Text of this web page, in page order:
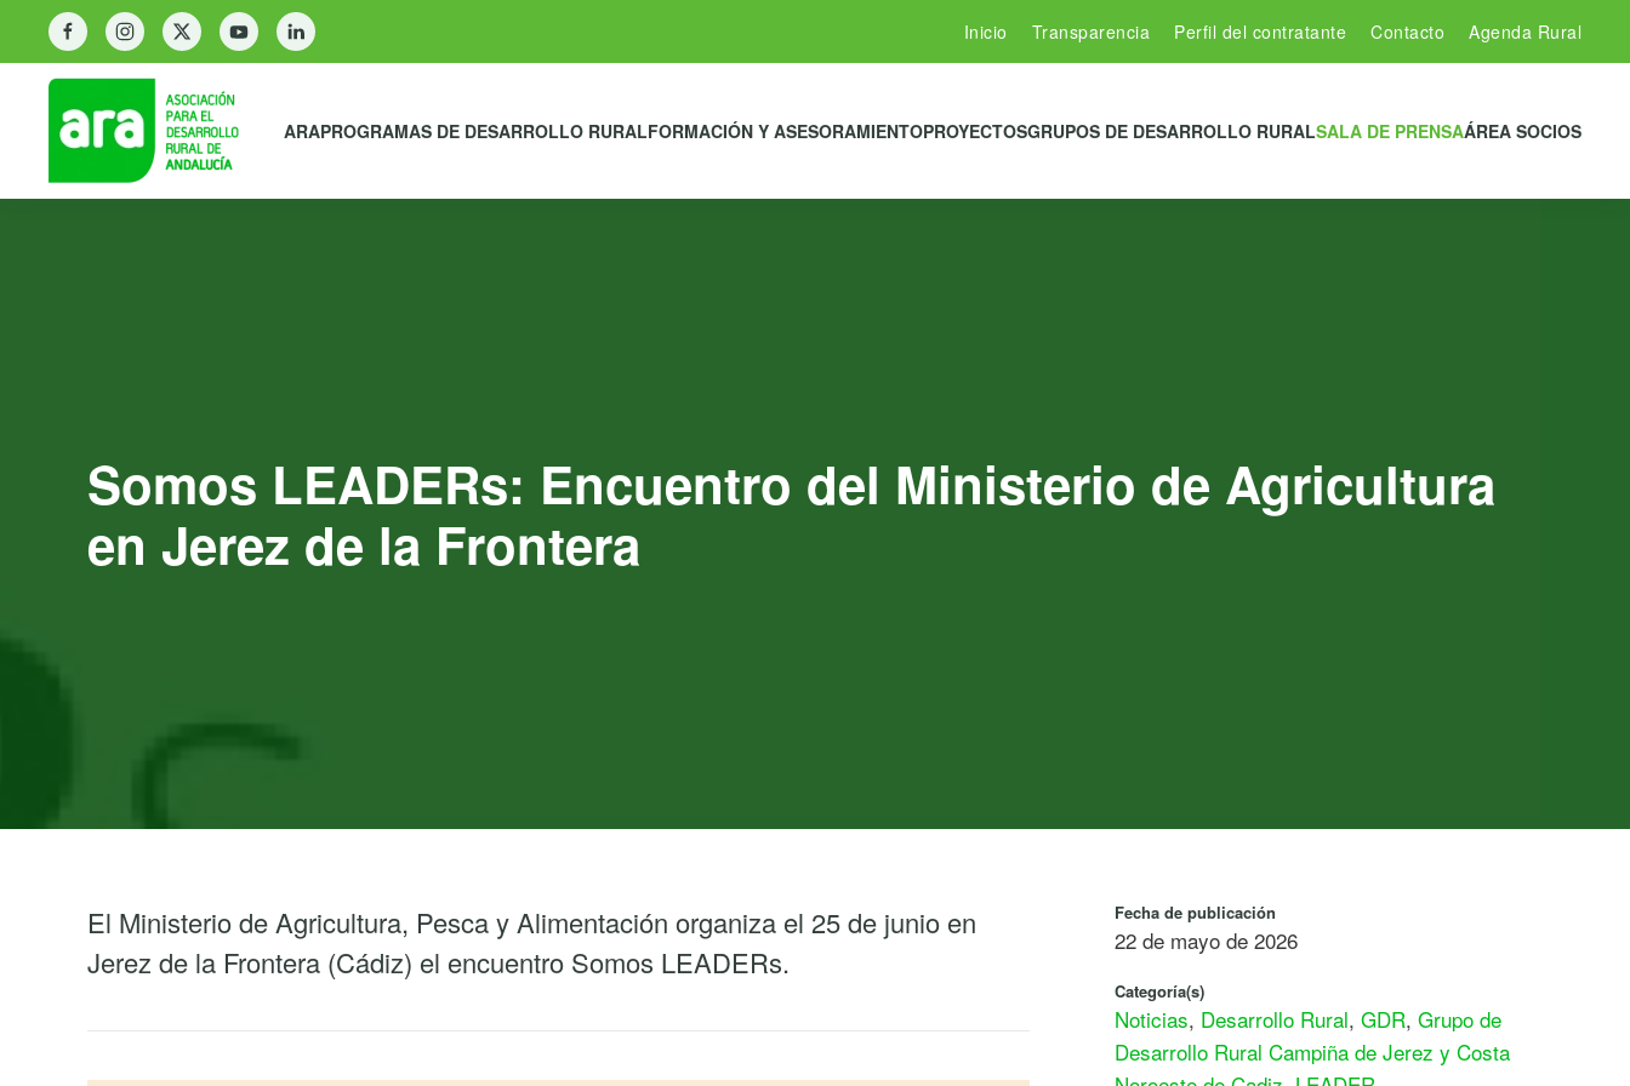
Inicio Transparencia Perfil del contratante Contacto Agenda Rural
ARAPROGRAMAS DE DESARROLLO RURALFORMACIÓN Y ASESORAMIENTOPROYECTOSGRUPOS DE DESARROLLO RURALSALA DE PRENSAÁREA SOCIOS
Somos LEADERs: Encuentro del Ministerio de Agricultura
en Jerez de la Frontera
El Ministerio de Agricultura, Pesca y Alimentación organiza el 25 de junio en
Jerez de la Frontera (Cádiz) el encuentro Somos LEADERs.
Fecha de publicación
22 de mayo de 2026
Categoría(s)
Noticias, Desarrollo Rural, GDR, Grupo de
Desarrollo Rural Campiña de Jerez y Costa